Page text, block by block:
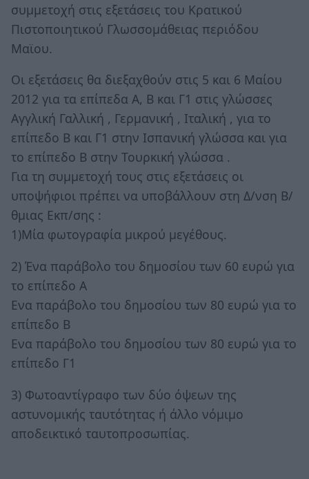
συμμετοχή στις εξετάσεις του Κρατικού
Πιστοποιητικού Γλωσσομάθειας περιόδου
Μαϊου.
Οι εξετάσεις θα διεξαχθούν στις 5 και 6 Μαίου
2012 για τα επίπεδα Α, Β και Γ1 στις γλώσσες
Αγγλική Γαλλική , Γερμανική , Ιταλική , για το
επίπεδο Β και Γ1 στην Ισπανική γλώσσα και για
το επίπεδο Β στην Τουρκική γλώσσα .
Για τη συμμετοχή τους στις εξετάσεις οι
υποψήφιοι πρέπει να υποβάλλουν στη Δ/νση Β/
θμιας Εκπ/σης :
1)Μία φωτογραφία μικρού μεγέθους.
2) Ένα παράβολο του δημοσίου των 60 ευρώ για
το επίπεδο Α
Eνα παράβολο του δημοσίου των 80 ευρώ για το
επίπεδο B
Eνα παράβολο του δημοσίου των 80 ευρώ για το
επίπεδο Γ1
3) Φωτοαντίγραφο των δύο όψεων της
αστυνομικής ταυτότητας ή άλλο νόμιμο
αποδεικτικό ταυτοπροσωπίας.